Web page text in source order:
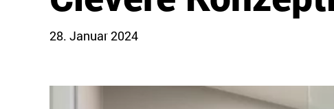
28. Januar 2024